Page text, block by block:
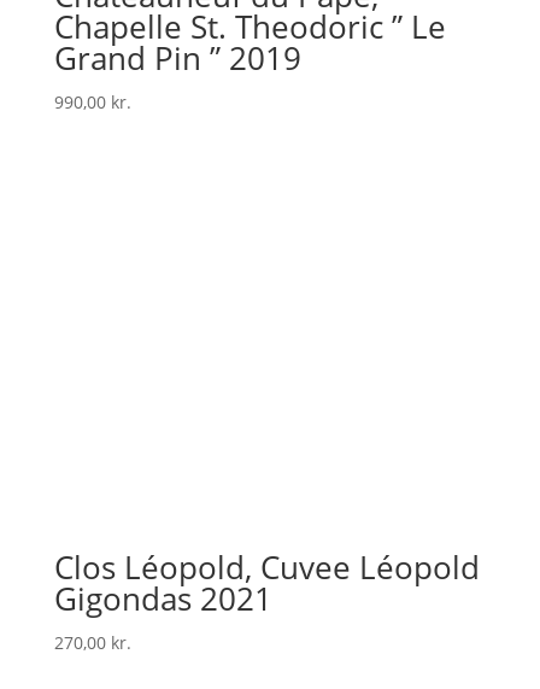
Chapelle St. Theodoric ” Le
Grand Pin ” 2019
990,00 kr.
Clos Léopold, Cuvee Léopold
Gigondas 2021
270,00 kr.